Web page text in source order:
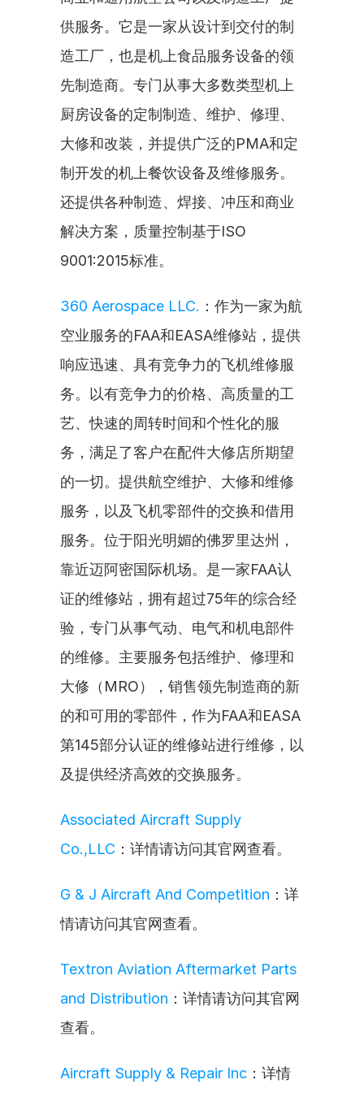
供服务。它是一家从设计到交付的制
造工厂，也是机上食品服务设备的领
先制造商。专门从事大多数类型机上
厨房设备的定制制造、维护、修理、
大修和改装，并提供广泛的PMA和定
制开发的机上餐饮设备及维修服务。
还提供各种制造、焊接、冲压和商业
解决方案，质量控制基于ISO
9001:2015标准。
360 Aerospace LLC. ：作为一家为航
空业服务的FAA和EASA维修站，提供
响应迅速、具有竞争力的飞机维修服
务。以有竞争力的价格、高质量的工
艺、快速的周转时间和个性化的服
务，满足了客户在配件大修店所期望
的一切。提供航空维护、大修和维修
服务，以及飞机零部件的交换和借用
服务。位于阳光明媚的佛罗里达州，
靠近迈阿密国际机场。是一家FAA认
证的维修站，拥有超过75年的综合经
验，专门从事气动、电气和机电部件
的维修。主要服务包括维护、修理和
大修（MRO），销售领先制造商的新
的和可用的零部件，作为FAA和EASA
第145部分认证的维修站进行维修，以
及提供经济高效的交换服务。
Associated Aircraft Supply
Co.,LLC ：详情请访问其官网查看。
G & J Aircraft And Competition ：详
情请访问其官网查看。
Textron Aviation Aftermarket Parts
and Distribution ：详情请访问其官网
查看。
Aircraft Supply & Repair Inc ：详情